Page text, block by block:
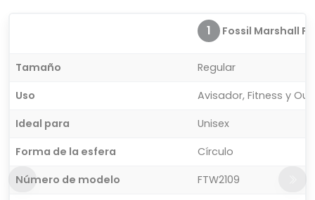
1 Fossil Marshall
Tamaño
Regular
Uso
Avisador, Fitness y
Ideal para
Unisex
Forma de la esfera
Círculo
Número de modelo
FTW2109